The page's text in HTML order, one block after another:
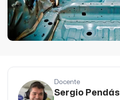
Docente
Sergio Pendás